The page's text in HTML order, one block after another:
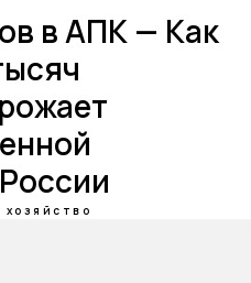
в АПК — Как
хозяйство